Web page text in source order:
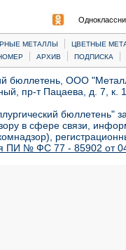
МЕТАЛЛЫ |
ЦВЕТНЫЕ
| АРХИВ | ПОДПИСКА |
бюллетень, ООО
пр-т Пацаева, д. 7,
бюллетень"
в сфере связи,
ПИ № ФС 77 - 85902 от 04